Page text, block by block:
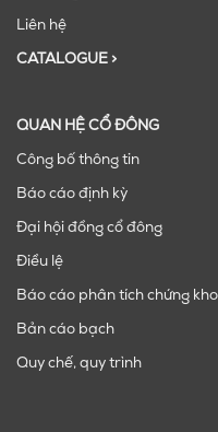
Liên hệ
CATALOGUE >
QUAN HỆ CỔ ĐÔNG
Công bố thông tin
Báo cáo định kỳ
Đại hội đồng cổ đông
Điều lệ
Báo cáo phân tích chứng
Bản cáo bạch
Quy chế, quy trình